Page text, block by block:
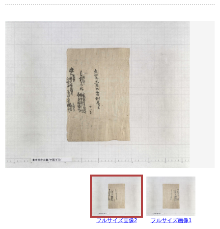
フルサイズ画像2 フルサイズ画像1